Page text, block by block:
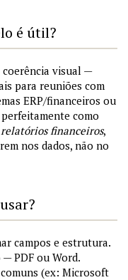
é útil?
coerência visual —
para reuniões com
ERP/financeiros ou
como
financeiros,
nos dados, não no
campos e estrutura.
PDF ou Word.
(ex: Microsoft